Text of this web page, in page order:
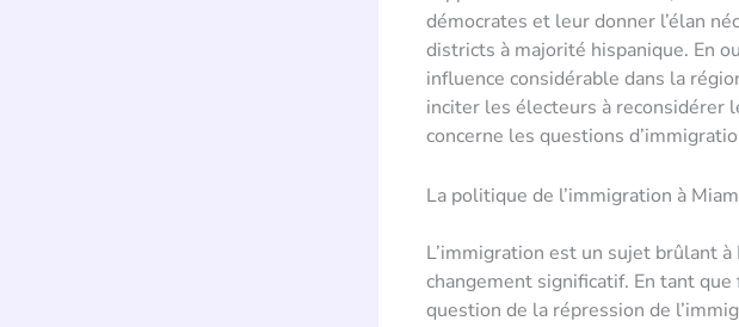
démocrates et leur donner l’élan
districts à majorité hispanique. En
influence considérable dans la
inciter les électeurs à reconsidérer
concerne les questions
La politique de l’immigration à
L’immigration est un sujet brûlant
changement significatif. En tant
question de la répression de